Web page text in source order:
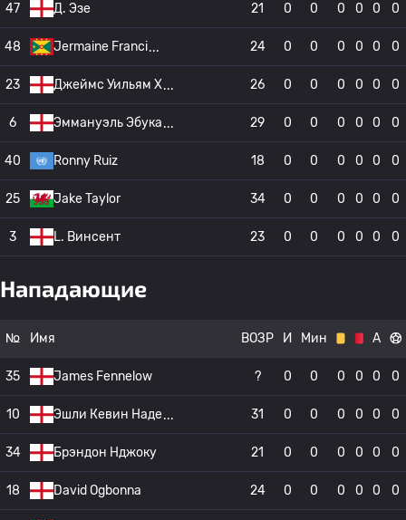
47 Д. Эзе 21 0 0 0 0 0 0
48 Jermaine Franci 24 0 0 0 0 0 0
23 Джеймс Уильям Х 26 0 0 0 0 0 0
6 Эммануэль Эбука 29 0 0 0 0 0 0
40 Ronny Ruiz 18 0 0 0 0 0 0
25 Jake Taylor 34 0 0 0 0 0 0
3 L. Винсент 23 0 0 0 0 0 0
Нападающие
№ Имя ВОЗР И Мин А
35 James Fennelow ? 0 0 0 0 0 0
10 Эшли Кевин Наде 31 0 0 0 0 0 0
34 Брэндон Нджоку 21 0 0 0 0 0 0
18 David Ogbonna 24 0 0 0 0 0 0